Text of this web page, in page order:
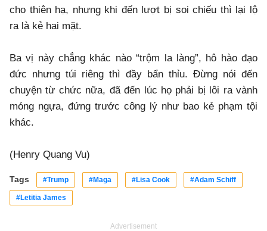
cho thiên hạ, nhưng khi đến lượt bị soi chiếu thì lại lộ
ra là kẻ hai mặt.
Ba vị này chẳng khác nào “trộm la làng”, hô hào đạo
đức nhưng túi riêng thì đầy bẩn thỉu. Đừng nói đến
chuyện từ chức nữa, đã đến lúc họ phải bị lôi ra vành
móng ngựa, đứng trước công lý như bao kẻ phạm tội
khác.
(Henry Quang Vu)
Tags #Trump #Maga #Lisa Cook #Adam Schiff
#Letitia James
Advertisement